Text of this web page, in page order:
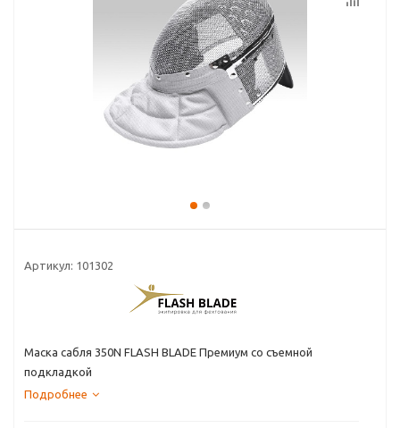
Артикул: 101302
Маска сабля 350N FLASH BLADE Премиум со съемной
подкладкой
Подробнее